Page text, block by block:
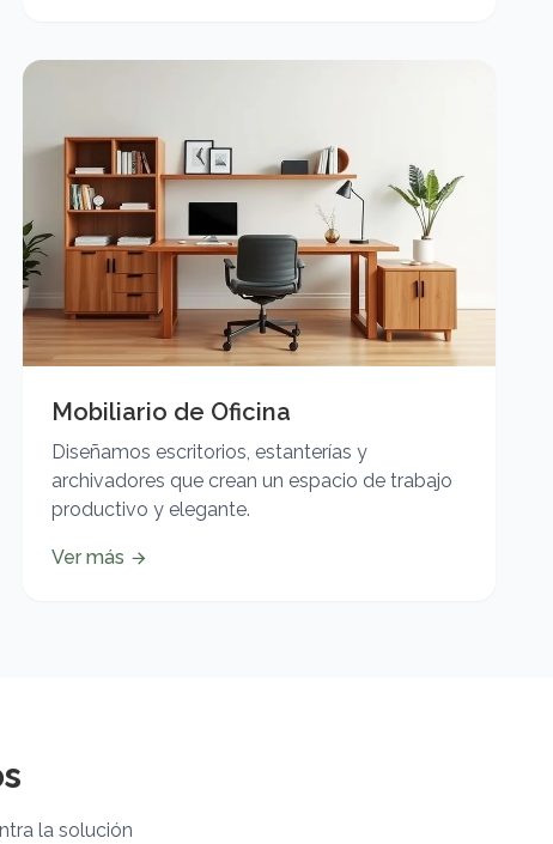
Mobiliario de Oficina
Diseñamos escritorios, estanterías y
archivadores que crean un espacio de trabajo
productivo y elegante.
Ver más
la solución